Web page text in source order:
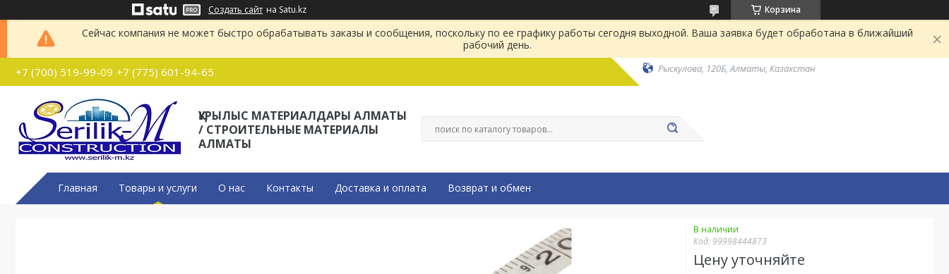
Создать сайт на Satu.kz Корзина
Сейчас компания не может быстро обрабатывать заказы и сообщения, поскольку по ее графику работы сегодня выходной. Ваша заявка будет обработана в ближайший
рабочий день.
+7 (700) 519-99-09 +7 (775) 601-94-65 Рыскулова, 120Б, Алматы, Казахстан
ҚҰРЫЛЫС МАТЕРИАЛДАРЫ АЛМАТЫ
/ СТРОИТЕЛЬНЫЕ МАТЕРИАЛЫ
АЛМАТЫ
Главная Товары и услуги О нас Контакты Доставка и оплата Возврат и обмен
В наличии
Код:99998444873
Цену уточняйте